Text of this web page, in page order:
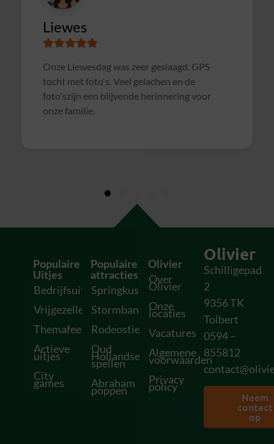
Susanne
Samen met collega's Sterrenslag gedaan.
Alles was goed geregeld, soms wat te druk op
het veld door andere groepen, waardoor het
soms wat rommelig verliep. Maar verder zeer
Populaire
Uitjes
Bedrijfsuitjes
Vrijgezellenfeesten
Themafeesten
Actieve
uitjes
City
games
Populaire
attracties
Springkussens
Stormbanen
Rodeostieren
Oud
Hollandse
spellen
Abraham
poppen
Olivier
Over
Olivier
Onze
locaties
Vacatures
Algemene
voorwaarden
Privacy
policy
Olivier
Schilligepad
2
9356 TK
Tolbert
0594 –
855812
Neem
contact
op